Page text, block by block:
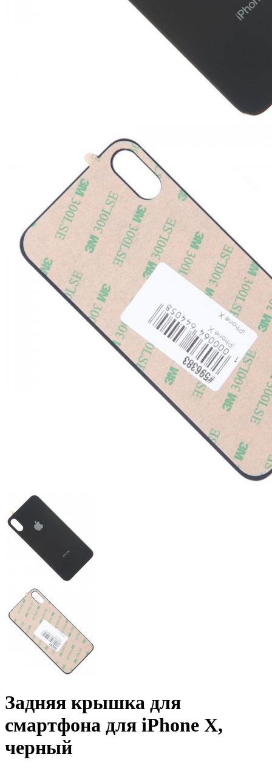
Задняя крышка для
смартфона для iPhone X,
черный